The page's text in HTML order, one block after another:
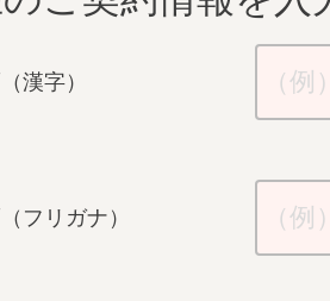
（漢字）
（フリガナ）